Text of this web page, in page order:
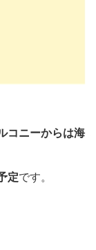
コニーからは海
定です。